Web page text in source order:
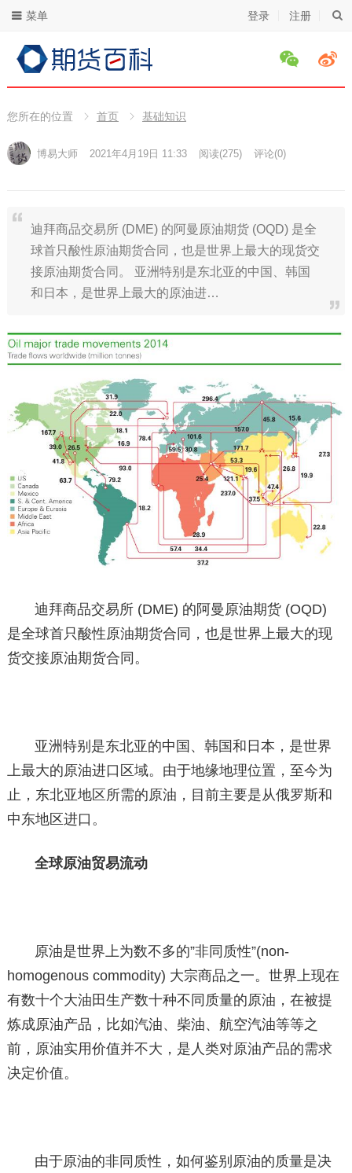
登录 注册
菜单
您所在的位置 首页 基础知识
博易大师 2021年4月19日 11:33 阅读(275) 评论(0)
迪拜商品交易所 (DME) 的阿曼原油期货 (OQD) 是全
球首只酸性原油期货合同，也是世界上最大的现货交
接原油期货合同。 亚洲特别是东北亚的中国、韩国
和日本，是世界上最大的原油进…
迪拜商品交易所 (DME) 的阿曼原油期货 (OQD)
是全球首只酸性原油期货合同，也是世界上最大的现
货交接原油期货合同。
亚洲特别是东北亚的中国、韩国和日本，是世界
上最大的原油进口区域。由于地缘地理位置，至今为
止，东北亚地区所需的原油，目前主要是从俄罗斯和
中东地区进口。
全球原油贸易流动
原油是世界上为数不多的”非同质性”(non-
homogenous commodity) 大宗商品之一。世界上现在
有数十个大油田生产数十种不同质量的原油，在被提
炼成原油产品，比如汽油、柴油、航空汽油等等之
前，原油实用价值并不大，是人类对原油产品的需求
决定价值。
由于原油的非同质性，如何鉴别原油的质量是决